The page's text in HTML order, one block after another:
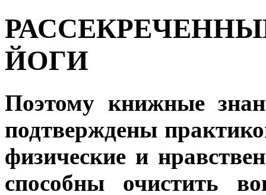
ЙОГИ
Поэтому книжные
подтверждены
физические и
способны очистить